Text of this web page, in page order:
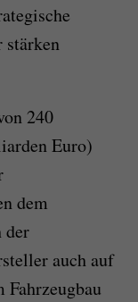
240
Euro)
dem
der
auch auf